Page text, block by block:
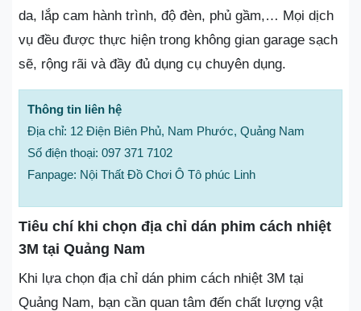
da, lắp cam hành trình, độ đèn, phủ gầm,… Mọi dịch
vụ đều được thực hiện trong không gian garage sạch
sẽ, rộng rãi và đầy đủ dụng cụ chuyên dụng.
Thông tin liên hệ
Địa chỉ: 12 Điện Biên Phủ, Nam Phước, Quảng Nam
Số điện thoại: 097 371 7102
Fanpage: Nội Thất Đồ Chơi Ô Tô phúc Linh
Tiêu chí khi chọn địa chỉ dán phim cách nhiệt
3M tại Quảng Nam
Khi lựa chọn địa chỉ dán phim cách nhiệt 3M tại
Quảng Nam, bạn cần quan tâm đến chất lượng vật